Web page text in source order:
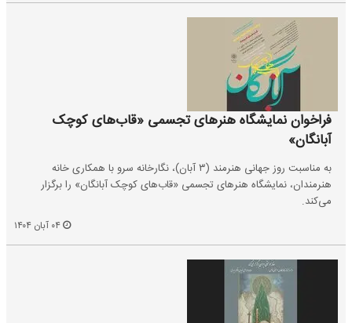
فراخوان نمایشگاه هنر‌های تجسمی «قاب‌های کوچک
آبانگان»
به مناسبت روز جهانی هنرمند (۳ آبان)، نگارخانه سرو با همکاری خانه
هنرمندان، نمایشگاه هنر‌های تجسمی «قاب‌های کوچک آبانگان» را برگزار
می‌کند.